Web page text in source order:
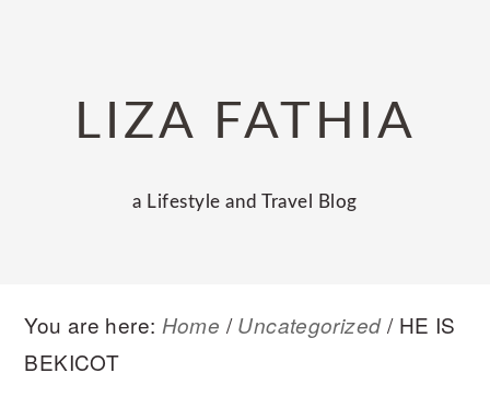
navigationLIZA FATHIA
a Lifestyle and Travel Blog
You are here: Home / Uncategorized /HE IS
BEKICOT